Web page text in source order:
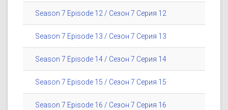
Season 7 Episode 12 / Сезон 7 Серия 12
Season 7 Episode 13 / Сезон 7 Серия 13
Season 7 Episode 14 / Сезон 7 Серия 14
Season 7 Episode 15 / Сезон 7 Серия 15
Season 7 Episode 16 / Сезон 7 Серия 16